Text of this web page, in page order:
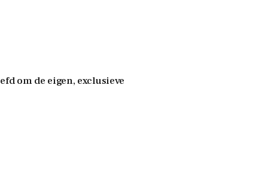
om de eigen, exclusieve